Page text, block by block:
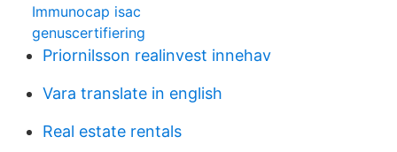
Immunocap isac
genuscertifiering
Priornilsson realinvest innehav
Vara translate in english
Real estate rentals